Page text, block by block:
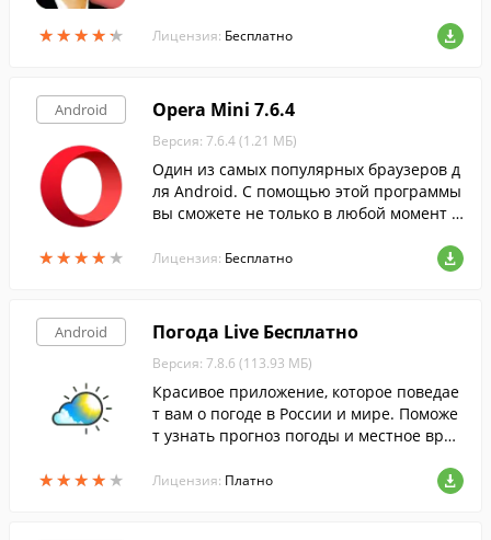
★★★★★
★★★★★ Лицензия: Бесплатно
Android
★★★★ ★
★★★★ ★
Opera Mini 7.6.4
Версия: 7.6.4 (1.21 МБ)
Один из самых популярных браузеров д
ля Android. С помощью этой программы
вы сможете не только в любой момент п
фона или планшета.
Лицензия: Бесплатно
Android
★★★★ ★
★★★★ ★
Погода Live Бесплатно
Версия: 7.8.6 (113.93 МБ)
Красивое приложение, которое поведае
т вам о погоде в России и мире. Поможе
т узнать прогноз погоды и местное врем
Лицензия: Платно